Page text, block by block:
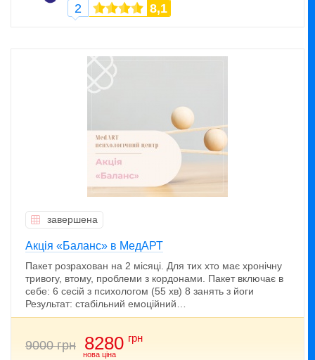
2 8,1
завершена
Акція «Баланс» в МедАРТ
Пакет розрахован на 2 місяці. Для тих хто має хронічну
тривогу, втому, проблеми з кордонами. Пакет включає в
себе: 6 сесій з психологом (55 хв) 8 занять з йоги
Результат: стабільний емоційний…
9000 грн
нова ціна
8280 грн